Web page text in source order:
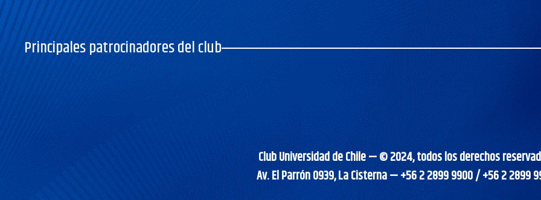
Principales patrocinadores del club
Club Universidad de Chile — © 2024, todos los derechos
Av. El Parrón 0939, La Cisterna — +56 2 2899 9900 / +56 2 2899